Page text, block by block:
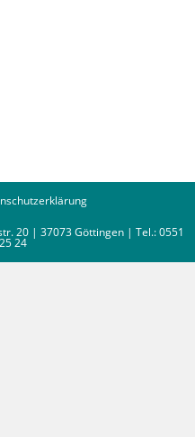
20 | 37073 Göttingen | Tel.: 0551
24